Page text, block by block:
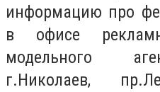
информацию про
в офисе
модельного
г.Николаев,